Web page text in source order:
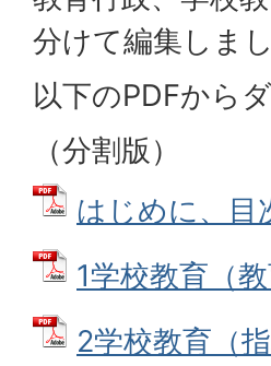
分けて編集しまし
以下のPDFから
（分割版）
はじめに、目
1学校教育（
2学校教育（